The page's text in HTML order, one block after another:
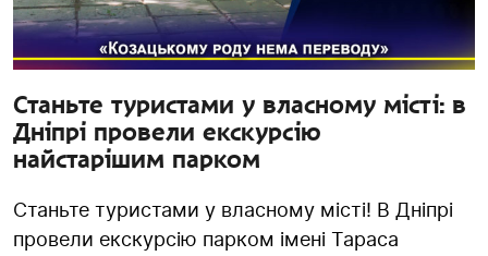
Станьте туристами у власному місті: в
Дніпрі провели екскурсію
найстарішим парком
Станьте туристами у власному місті! В Дніпрі
провели екскурсію парком імені Тараса